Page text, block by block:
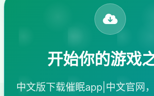
开始你的游戏
中文版下载催眠app|中文官网